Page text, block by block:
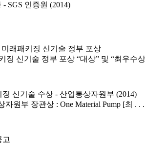
- SGS 인증원 (2014)
래패키징 신기술 정부 포상
징 신기술 정부 포상 “대상” 및 “최우수
신기술 수상 - 산업통상자원부 (2014)
자원부 장관상 : One Material Pump [최 . . .
고